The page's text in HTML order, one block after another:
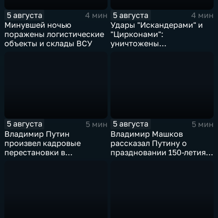
5 августа
4 мин
Минувшей ночью
поражены логистические
объекты и склады ВСУ
5 августа
4 мин
Удары "Искандерами" и
"Цирконами":
уничтожены
5 августа
5 мин
Владимир Путин
произвел кадровые
перестановки в
5 августа
5 мин
Владимир Машков
рассказал Путину о
праздновании 150-летия